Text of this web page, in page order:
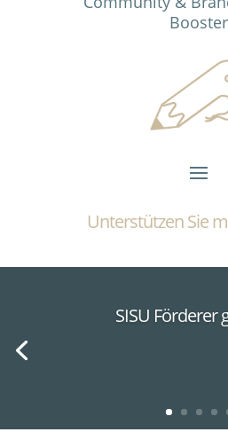
Booster
Unterstützen Sie
SISU Förderer